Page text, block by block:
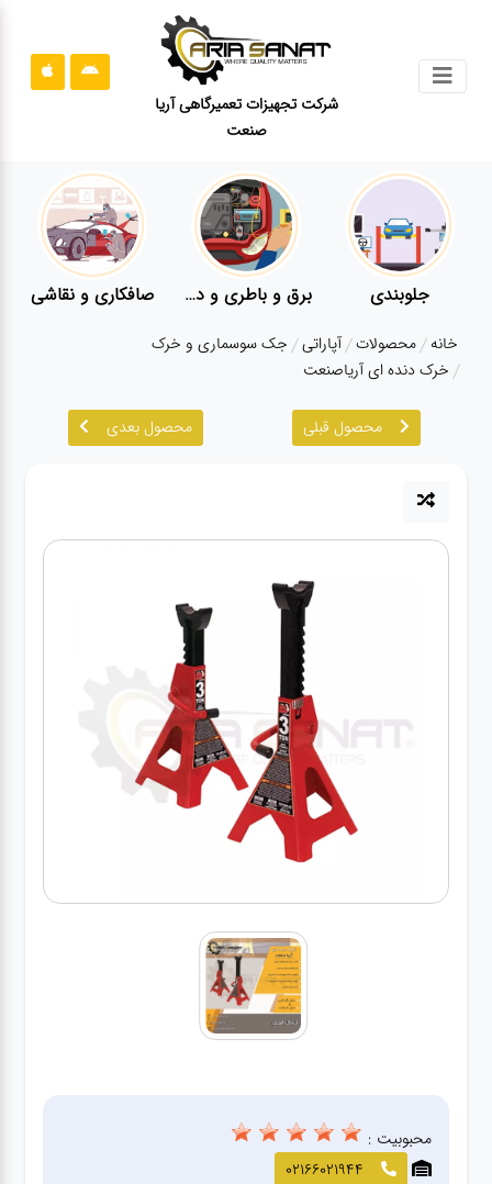
شرکت تجهیزات تعمیرگاهی آریا
صنعت
قوانین
سایت
ارتباط
درباره
ما
آپاراتی
دیاگ
لوازم
جلوبندی برق و باطری و دیاگ صافکاری و نقاشی
خانه محصولات آپاراتی جک سوسماری و خرک
خرک دنده ای آریاصنعت
محصول قبلی محصول بعدی
محبوبیت :
02166021944